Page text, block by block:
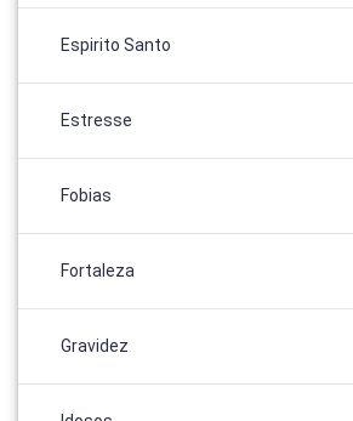
Espirito Santo
Estresse
Fobias
Fortaleza
Gravidez